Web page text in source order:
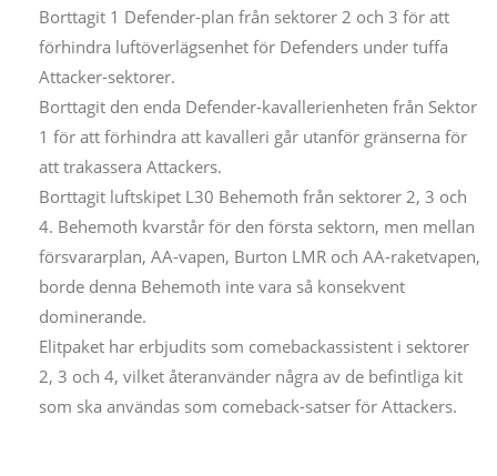
Borttagit 1 Defender-plan från sektorer 2 och 3 för att
förhindra luftöverlägsenhet för Defenders under tuffa
Attacker-sektorer.
Borttagit den enda Defender-kavallerienheten från Sektor
1 för att förhindra att kavalleri går utanför gränserna för
att trakassera Attackers.
Borttagit luftskipet L30 Behemoth från sektorer 2, 3 och
4. Behemoth kvarstår för den första sektorn, men mellan
försvararplan, AA-vapen, Burton LMR och AA-raketvapen,
borde denna Behemoth inte vara så konsekvent
dominerande.
Elitpaket har erbjudits som comebackassistent i sektorer
2, 3 och 4, vilket återanvänder några av de befintliga kit
som ska användas som comeback-satser för Attackers.